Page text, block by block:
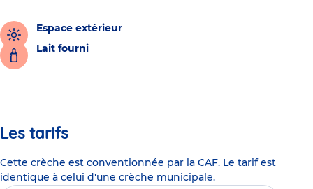
Espace extérieur
Lait fourni
Les tarifs
Cette crèche est conventionnée par la CAF. Le tarif est
identique à celui d'une crèche municipale.